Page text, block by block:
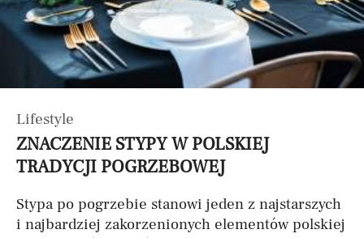
Lifestyle
ZNACZENIE STYPY W POLSKIEJ
TRADYCJI POGRZEBOWEJ
Stypa po pogrzebie stanowi jeden z najstarszych
i najbardziej zakorzenionych elementów polskiej